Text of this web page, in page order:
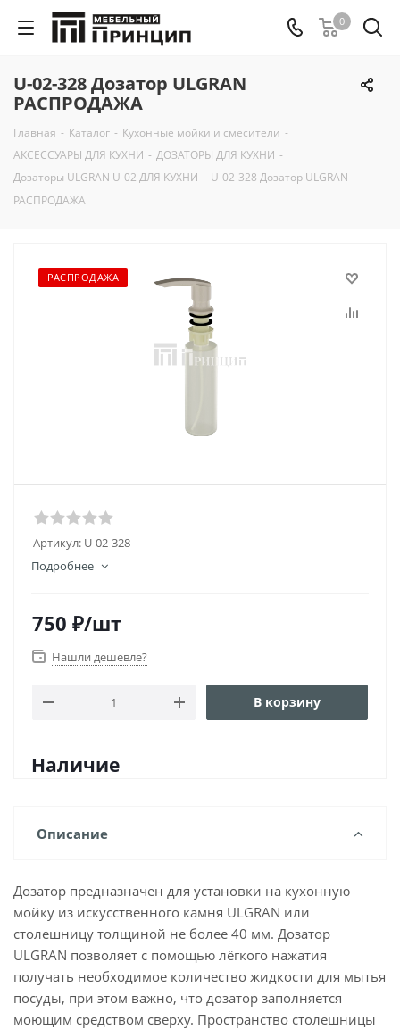
0
U-02-328 Дозатор ULGRAN
РАСПРОДАЖА
Главная - Каталог - Кухонные мойки и смесители -
АКСЕССУАРЫ ДЛЯ КУХНИ - ДОЗАТОРЫ ДЛЯ КУХНИ -
Дозаторы ULGRAN U-02 ДЛЯ КУХНИ - U-02-328 Дозатор ULGRAN
РАСПРОДАЖА
РАСПРОДАЖА
Артикул: U-02-328
Подробнее
750 ₽/шт
Нашли дешевле?
В корзину
Наличие
Описание
Дозатор предназначен для установки на кухонную
мойку из искусственного камня ULGRAN или
столешницу толщиной не более 40 мм. Дозатор
ULGRAN позволяет с помощью лёгкого нажатия
получать необходимое количество жидкости для мытья
посуды, при этом важно, что дозатор заполняется
моющим средством сверху. Пространство столешницы